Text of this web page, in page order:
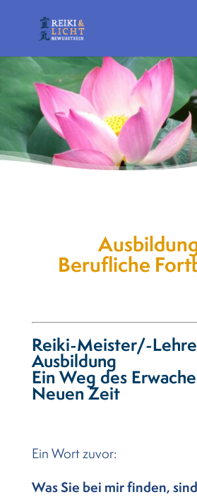
Berufliche
Reiki-Meister/-
Ausbildung
Ein Weg des
Neuen Zeit
Ein Wort zuvor:
Was Sie bei mir finden,